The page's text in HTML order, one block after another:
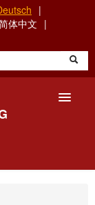
体中文